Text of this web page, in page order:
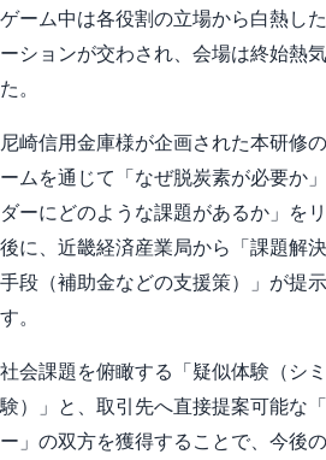
ゲーム中は各役割の立場から白熱し
ーションが交わされ、会場は終始熱
た。
尼崎信用金庫様が企画された本研修
ームを通じて「なぜ脱炭素が必要か
ダーにどのような課題があるか」を
後に、近畿経済産業局から「課題解
手段（補助金などの支援策）」が提
す。
社会課題を俯瞰する「疑似体験（シ
験）」と、取引先へ直接提案可能な
ー」の双方を獲得することで、今後